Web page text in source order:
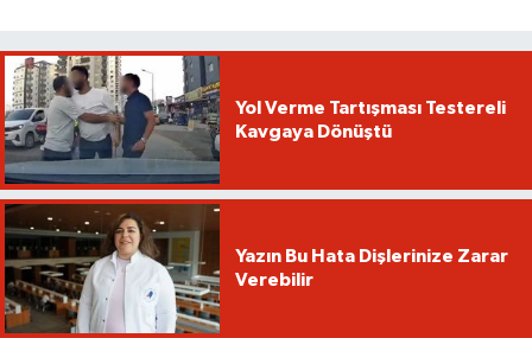
Yol Verme Tartışması Testereli
Kavgaya Dönüştü
Yazın Bu Hata Dişlerinize Zarar
Verebilir